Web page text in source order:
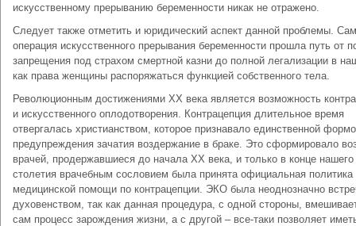
искусственному прерыванию беременности никак не отражено.
Следует также отметить и юридический аспект данной проблемы.
операция искусственного прерывания беременности прошла путь от
запрещения под страхом смертной казни до полной легализации в
как права женщины распоряжаться функцией собственного тела.
Революционным достижениями XX века является возможность
и искусственного оплодотворения. Контрацепция длительное время
отвергалась христианством, которое признавало единственной
предупреждения зачатия воздержание в браке. Это сформировало
врачей, продержавшиеся до начала ХХ века, и только в конце нашего
столетия врачебным сословием была принята официальная политика
медицинской помощи по контрацепции. ЭКО была неоднозначно
духовенством, так как данная процедура, с одной стороны,
сам процесс зарождения жизни, а с другой – все-таки позволяет